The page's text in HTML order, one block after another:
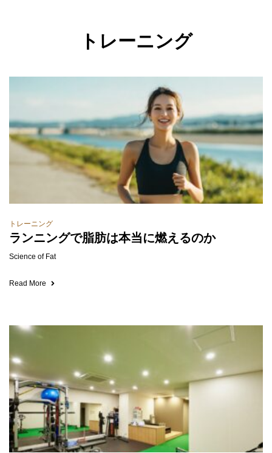
トレーニング
トレーニング
ランニングで脂肪は本当に燃えるのか
Science of Fat
Read More